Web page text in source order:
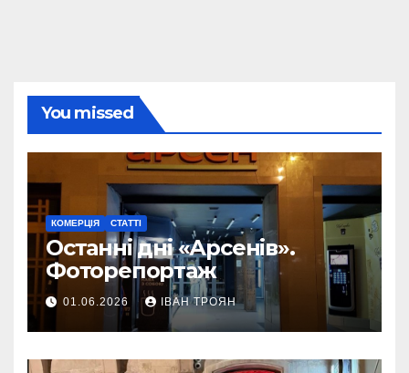
You missed
КОМЕРЦІЯ СТАТТІ
Останні дні «Арсенів».
Фоторепортаж
01.06.2026 ІВАН ТРОЯН